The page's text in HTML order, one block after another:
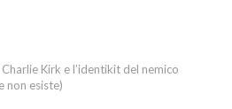
Charlie Kirk e l’identikit del nemico
non esiste)